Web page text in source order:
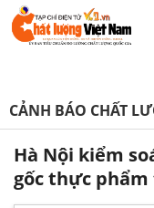
CẢNH BÁO CHẤT
Hà Nội kiểm
gốc thực